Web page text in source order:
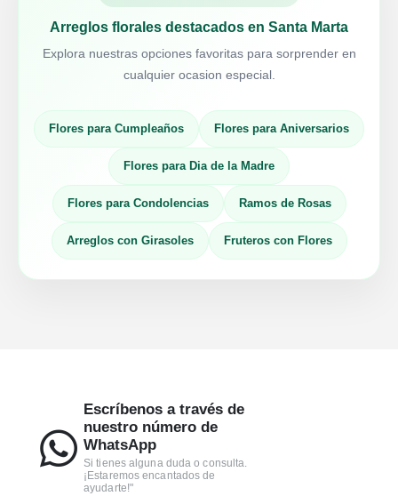
Arreglos florales destacados en Santa Marta
Explora nuestras opciones favoritas para sorprender en
cualquier ocasion especial.
Flores para Cumpleaños Flores para Aniversarios
Flores para Dia de la Madre
Flores para Condolencias Ramos de Rosas
Arreglos con Girasoles Fruteros con Flores
Escríbenos a través de
nuestro número de
WhatsApp
Si tienes alguna duda o consulta.
¡Estaremos encantados de
ayudarte!"